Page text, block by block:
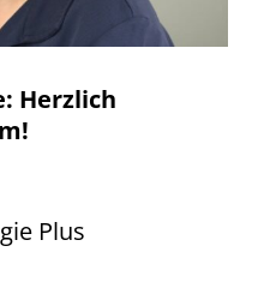
Herzlich
Plus